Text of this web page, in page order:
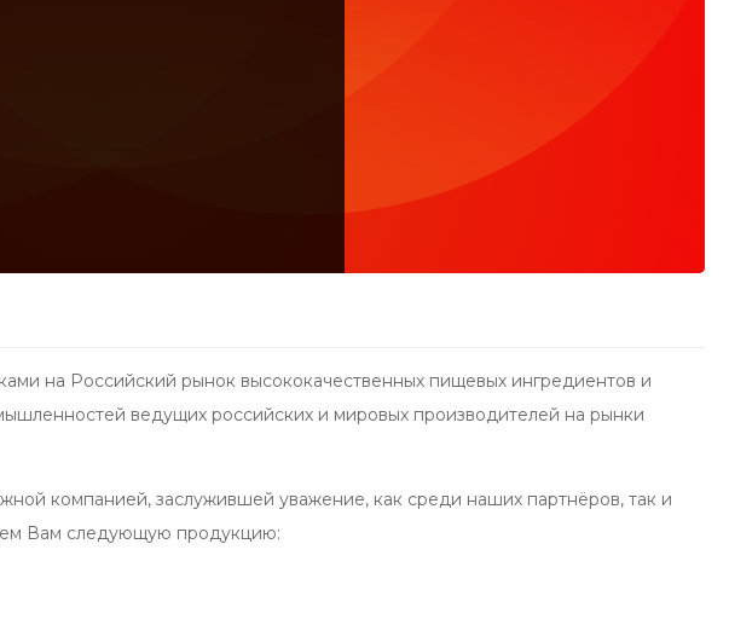
на Российский рынок высококачественных пищевых ингредиентов и
ведущих российских и мировых производителей на рынки
компанией, заслужившей уважение, как среди наших партнёров, так и
Вам следующую продукцию: